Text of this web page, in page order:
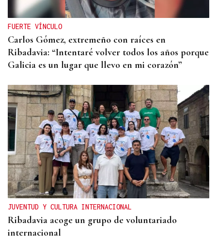
FUERTE VÍNCULO
Carlos Gómez, extremeño con raíces en
Ribadavia: “Intentaré volver todos los años porque
Galicia es un lugar que llevo en mi corazón”
JUVENTUD Y CULTURA INTERNACIONAL
Ribadavia acoge un grupo de voluntariado
internacional